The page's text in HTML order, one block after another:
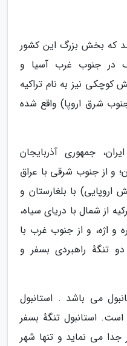
که بخش بزرگ این کشور
در جنوب غرب آسیا و
نیز به نام تراکیه
شرق اروپا) واقع شده
جمهوری آذربایجان
و از جنوب شرقی با عراق
با بلغارستان و
از شمال با دریای سیاه،
و اژه، و از جنوب غرب با
دو تنگهٔ راهبردی بسفر و
می باشد . استانبول
است. استانبول تنگهٔ بسفر
جدا می نماید و تنها شهر